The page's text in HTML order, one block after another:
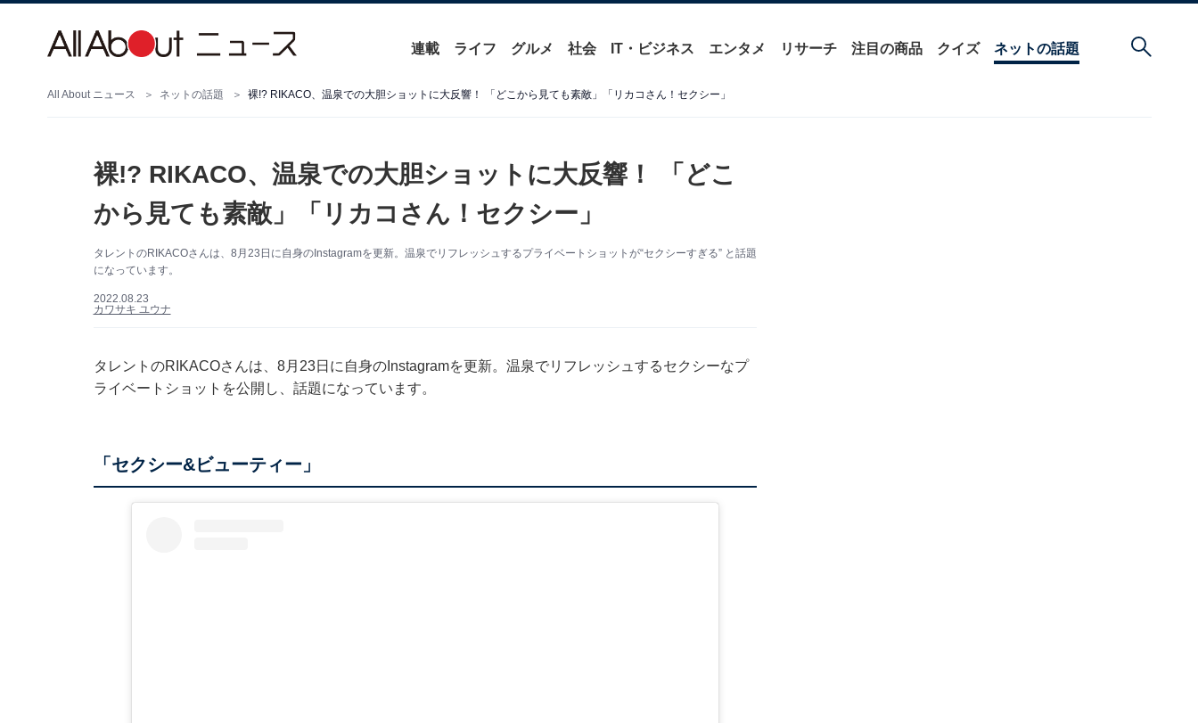
連載 ライフ グルメ 社会 IT・ビジネス エンタメ リサーチ 注目の商品 クイズ ネットの話題
All About ニュース ネットの話題 裸!? RIKACO、温泉での大胆ショットに大反響！ 「どこから見ても素敵」「リカコさん！セクシー」
裸!? RIKACO、温泉での大胆ショットに大反響！ 「どこ
から見ても素敵」「リカコさん！セクシー」
タレントのRIKACOさんは、8月23日に自身のInstagramを更新。温泉でリフレッシュするプライベートショットが“セクシーすぎる” と話題
になっています。
2022.08.23
カワサキ ユウナ
タレントのRIKACOさんは、8月23日に自身のInstagramを更新。温泉でリフレッシュするセクシーなプ
ライベートショットを公開し、話題になっています。
「セクシー&ビューティー」